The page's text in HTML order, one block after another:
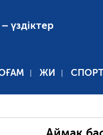
үздіктер
ЖИ